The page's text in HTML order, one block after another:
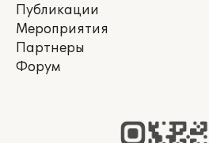
Публикации
Мероприятия
Партнеры
Форум